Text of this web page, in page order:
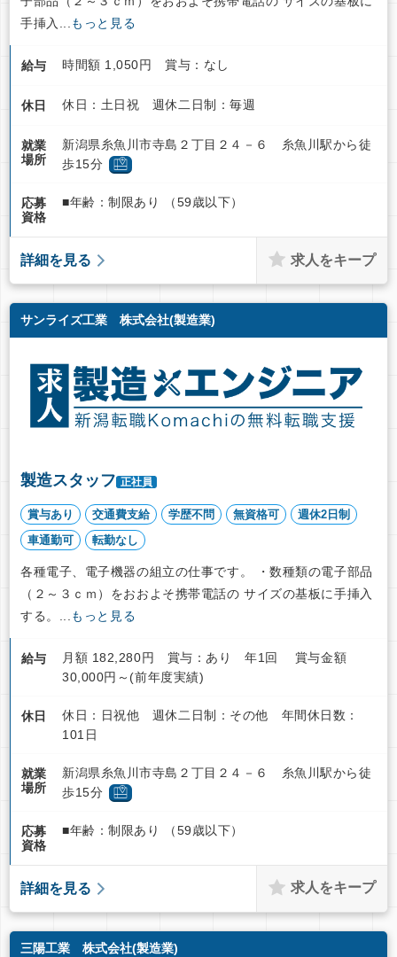
手挿入...
もっと見る
給与 時間額 1,050円 賞与：なし
休日 休日：土日祝 週休二日制：毎週
就業
場所
新潟県糸魚川市寺島２丁目２４－６ 糸魚川駅から徒
歩15分
応募
資格
■年齢：制限あり （59歳以下）
詳細を見る 求人をキープ
サンライズ工業 株式会社(製造業)
製造スタッフ 正社員
賞与あり 交通費支給 学歴不問 無資格可
週休2日制
車通勤可
転勤なし
各種電子、電子機器の組立の仕事です。 ・数種類の電子部品
（２～３ｃｍ）をおおよそ携帯電話の サイズの基板に手挿入
する。...
もっと見る
給与
月額 182,280円 賞与：あり 年1回 賞与金額
30,000円～(前年度実績)
休日
休日：日祝他 週休二日制：その他 年間休日数：
101日
就業
場所
新潟県糸魚川市寺島２丁目２４－６ 糸魚川駅から徒
歩15分
応募
資格
■年齢：制限あり （59歳以下）
詳細を見る 求人をキープ
三陽工業 株式会社(製造業)